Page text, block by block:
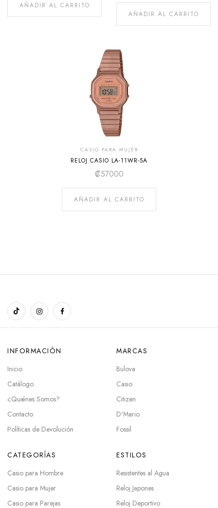
AÑADIR AL CARRITO
AÑADIR AL CARRITO
CASIO PARA MUJER
RELOJ CASIO LA-11WR-5A
₡57000
AÑADIR AL CARRITO
INFORMACIÓN
Inicio
Catálogo
¿Quiénes Somos?
Contacto
Políticas de Devolución
MARCAS
Bulova
Casio
Citizen
D'Mario
Fossil
CATEGORÍAS
Casio para Hombre
Casio para Mujer
Casio para Parejas
ESTILOS
Resistentes al Agua
Reloj Japones
Reloj Deportivo